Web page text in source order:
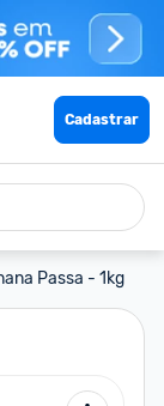
Cadastrar
Passa - 1kg